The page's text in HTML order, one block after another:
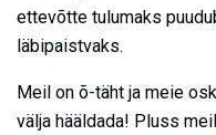
ettevõtte tulumaks
läbipaistvaks.
Meil on õ-täht ja meie
välja hääldada! Pluss